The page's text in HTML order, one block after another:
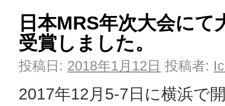
日本MRS年次大会に
受賞しました。
投稿日: 2018年1月12日 投稿者:
2017年12月5-7日に横浜で